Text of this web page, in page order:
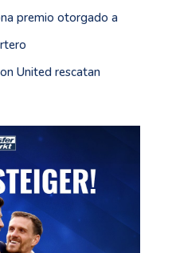
premio otorgado a
United rescatan